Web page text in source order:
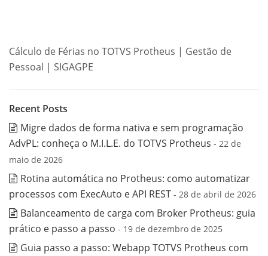
Cálculo de Férias no TOTVS Protheus | Gestão de
Pessoal | SIGAGPE
Recent Posts
Migre dados de forma nativa e sem programação
AdvPL: conheça o M.I.L.E. do TOTVS Protheus - 22 de
maio de 2026
Rotina automática no Protheus: como automatizar
processos com ExecAuto e API REST - 28 de abril de 2026
Balanceamento de carga com Broker Protheus: guia
prático e passo a passo - 19 de dezembro de 2025
Guia passo a passo: Webapp TOTVS Protheus com